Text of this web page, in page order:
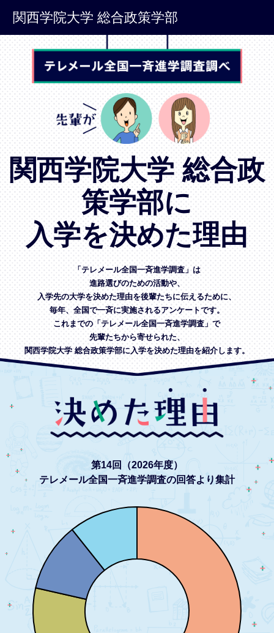
関西学院大学 総合政策学部
関西学院大学 総合政
策学部に
入学を決めた理由
「テレメール全国一斉進学調査」は
進路選びのための活動や、
入学先の大学を決めた理由を後輩たちに伝えるために、
毎年、全国で一斉に実施されるアンケートです。
これまでの「テレメール全国一斉進学調査」で
先輩たちから寄せられた、
関西学院大学 総合政策学部に入学を決めた理由を紹介します。
第14回（2026年度）
テレメール全国一斉進学調査の回答より集計